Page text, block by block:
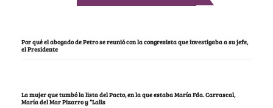
Por qué el abogado de Petro se reunió con la congresista que investigaba a su jefe,
el Presidente
La mujer que tumbó la lista del Pacto, en la que estaba María Fda. Carrascal,
María del Mar Pizarro y “Lalis